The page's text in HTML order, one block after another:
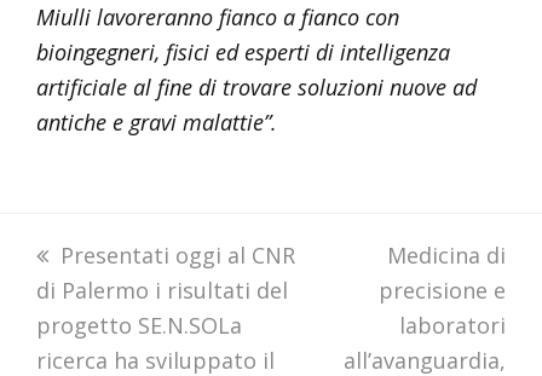
Miulli lavoreranno fianco a fianco con
bioingegneri, fisici ed esperti di intelligenza
artificiale al fine di trovare soluzioni nuove ad
antiche e gravi malattie”.
previous
post:
Presentati oggi al CNR
di Palermo i risultati del
progetto SE.N.SOLa
ricerca ha sviluppato il
next
post:
Medicina di
precisione e
laboratori
all’avanguardia,